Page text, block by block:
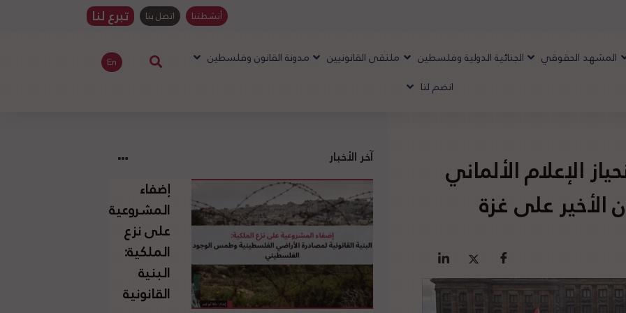
أنشطتنا اتصل بنا تبرع لنا
المشهد الحقوقي الجنائية الدولية وفلسطين ملتقى القانونيين مدونة القانون وفلسطين
انضم لنا
En
الإعلام الألماني
الأخير على غزة
آخر الأخبار
إضفاء
المشروعية
على نزع
الملكية:
البنية
القانونية